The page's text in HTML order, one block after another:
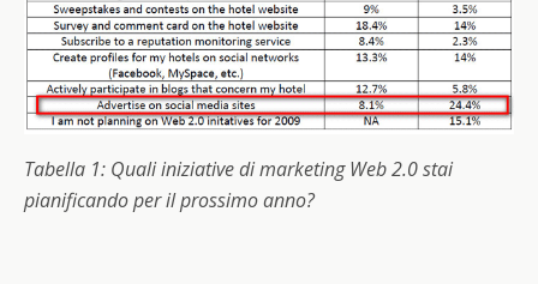
Tabella 1: Quali iniziative di marketing Web 2.0 stai
pianificando per il prossimo anno?